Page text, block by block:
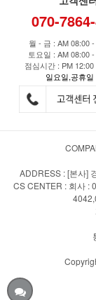
070-
월 - 금 : AM 08:00
토요일 : AM 08:00
점심시간 : PM
일요일,공휴
ADDRESS : [본사]
CS CENTER : 회사 :